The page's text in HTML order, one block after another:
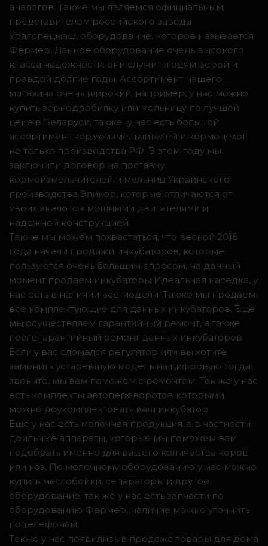
аналогов. Также мы являемся официальным
представителем российского завода
Уралспецмаш, оборудование, которое называется
Фермер. Данное оборудование очень высокого
класса надежности, они служит людям верой и
правдой долгие годы. Ассортимент нашего
магазина очень широкий, например, у нас можно
купить зернодробилку или мельницу по лучшей
цене в Беларуси, также у нас есть большой
ассортимент кормоизмельчителей и кормоцехов
не только производства РФ. В этом году мы
заключили договор на поставку
кормоизмельчителей и мельниц Украинского
производства Эликор, которые отличаются от
своих аналогов мощными двигателями и
надежной конструкцией.
Также мы можем похвастаться, что весной 2016
года начали продажи инкубаторов, которые
пользуются очень большим спросом, на данный
момент продаем инкубаторы Идеальная наседка, у
нас есть в наличии все модели. Также мы продаем
все комплектующие для данных инкубаторов. Ещё
мы осуществляем гарантийный ремонт, а также
послегарантийный ремонт данных инкубаторов.
Если у вас сломался регулятор или вы хотите
заменить устаревшую модель на цифровую тогда
звоните, мы вам поможем с ремонтом. Так же у нас
есть комплекты автопереворотов которыми
можно доукомплектовать ваш инкубатор.
Ещё у нас есть молочная продукция, а в частности
доильные аппараты, которые мы поможем вам
подобрать именно для вашего количества коров
или коз. По молочному оборудованию у нас можно
купить маслобойки, сепараторы и другое
оборудование, так же у нас есть запчасти по
оборудованию Фермер, наличие можно уточнить
по телефонам.
Также у нас появились в продаже товары для дома